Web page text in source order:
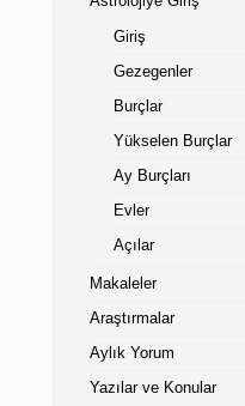
Giriş
Gezegenler
Burçlar
Yükselen Burçlar
Ay Burçları
Evler
Açılar
Makaleler
Araştırmalar
Aylık Yorum
Yazılar ve Konular